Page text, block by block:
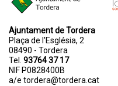
Ajuntament de Tordera
Plaça de l'Església, 2
08490 - Tordera
Tel. 93764 37 17
NIF P0828400B
a/e tordera@tordera.cat